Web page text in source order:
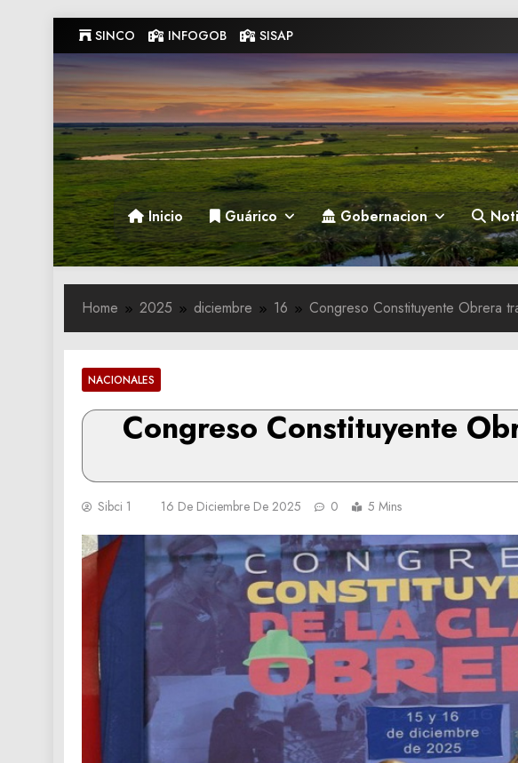
to
content
SINCO INFOGOB SISAP
Gobernacion de Guarico
Gobernacion de Guarico
Inicio Guárico Gobernacion
Home 2025 diciembre 16 Congreso Constituyente Obrera
NACIONALES
Congreso Constituyente
Sibci 1 16 De Diciembre De 2025 0 5 Mins